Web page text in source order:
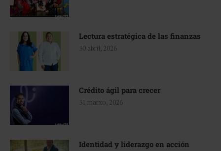
Lectura estratégica de las finanzas
30 abril, 2026
Crédito ágil para crecer
31 marzo, 2026
Identidad y liderazgo en acción